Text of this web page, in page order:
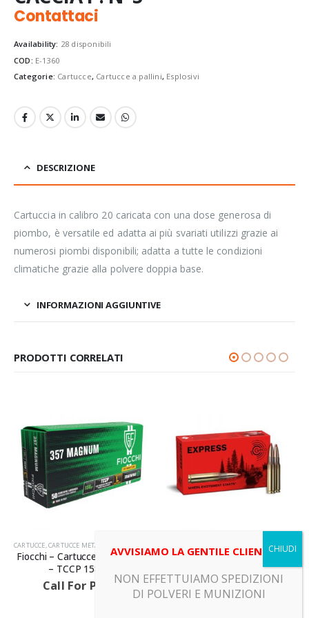
Contattaci
Availability: 28 disponibili
COD: E-1360
Categorie: Cartucce, Cartucce a pallini, Esplosivi
DESCRIZIONE
Cartuccia in calibro 20 caricata con una dose generosa di
piombo, è versatile ed adatta ai più svariati utilizzi grazie ai
numerosi piombi disponibili; adatta a tutte le condizioni
climatiche grazie alla polvere doppia base.
INFORMAZIONI AGGIUNTIVE
PRODOTTI CORRELATI
,ESPLOSIVI CARTUCCE,CARTUCCE METALLICHE
GECO – Cartucce metalliche –
EXPRESS 130GR
Call For Price
ESPLOSIVI ,FUOCHI
MARTARELLO
Fuochi – BANG
Call For
AVVISIAMO LA GENTILE CLIENTELA
NON EFFETTUIAMO SPEDIZIONI
DI POLVERI E MUNIZIONI